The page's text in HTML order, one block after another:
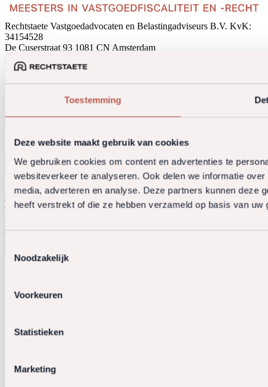
Toestemming
Deze website maakt gebruik van cookies
We gebruiken cookies om content en advertenties te
websiteverkeer te analyseren. Ook delen we informatie
media, adverteren en analyse. Deze partners kunnen deze
heeft verstrekt of die ze hebben verzameld op basis van
Toestemmingsselectie
Noodzakelijk
Voorkeuren
Statistieken
Marketing
Rechtstaete Vastgoedadvocaten en Belastingadviseurs B.V. KvK:
34154528
De Cuserstraat 93 1081 CN Amsterdam
info@rechtstaete.nl
Word Meester
Kennis telt, karakter nog meer. Geen lagen om achter te
verschuilen. Alleen de inhoud.
Bekijk onze vacatures
© 2026 Rechtstaete. All rights reserved.
Privacy policyAlgemene voorwaarden Klachtenregeling
Derdengelden
Website door OGonline.nl